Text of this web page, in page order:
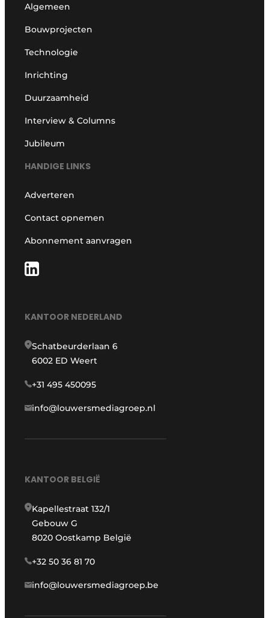
Algemeen
Bouwprojecten
Technologie
Inrichting
Duurzaamheid
Interview & Columns
Jubileum
HANDIGE LINKS
Adverteren
Contact opnemen
Abonnement aanvragen
KANTOOR NEDERLAND
Schatbeurderlaan 6
6002 ED Weert
+31 495 450095
info@louwersmediagroep.nl
KANTOOR BELGIË
Kapellestraat 132/1
Gebouw G
8020 Oostkamp België
+32 50 36 81 70
info@louwersmediagroep.be